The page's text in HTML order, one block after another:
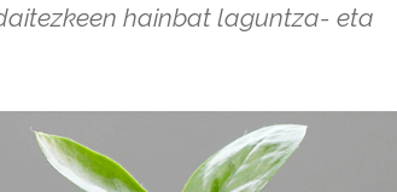
hainbat laguntza- eta